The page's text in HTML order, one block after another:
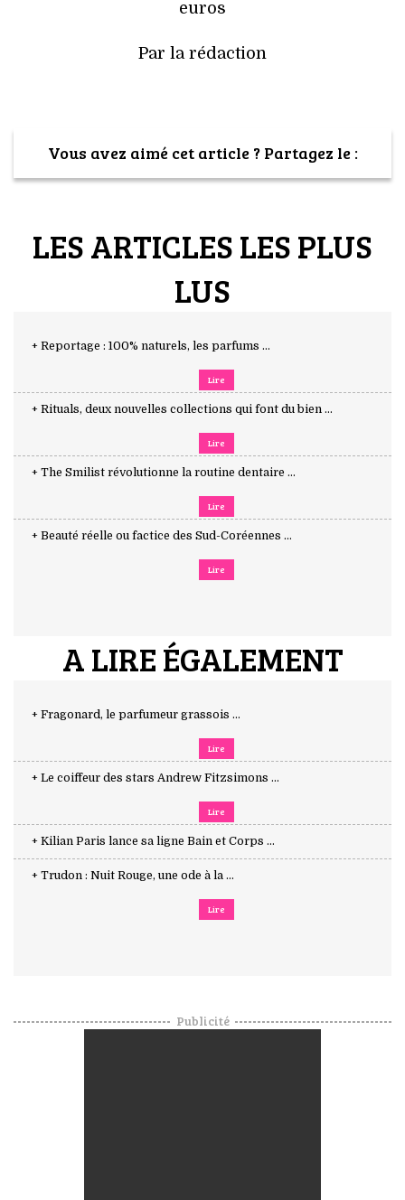
euros
Par la rédaction
Vous avez aimé cet article ? Partagez le :
LES ARTICLES LES PLUS
LUS
+ Reportage : 100% naturels, les parfums ...
Lire
+ Rituals, deux nouvelles collections qui font du bien ...
Lire
+ The Smilist révolutionne la routine dentaire ...
Lire
+ Beauté réelle ou factice des Sud-Coréennes ...
Lire
A LIRE ÉGALEMENT
+ Fragonard, le parfumeur grassois ...
Lire
+ Le coiffeur des stars Andrew Fitzsimons ...
Lire
+ Kilian Paris lance sa ligne Bain et Corps ...
+ Trudon : Nuit Rouge, une ode à la ...
Lire
Publicité